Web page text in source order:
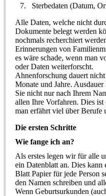
Sterbedaten (Datum,
Alle Daten, welche nicht
Dokumente belegt werden
nochmals recherchiert
Erinnerungen von
es wäre schade, wenn man
oder Daten weiterforscht.
Ahnenforschung dauert
Monate und Jahre.
Sie nicht nur nach Ihrem
allen Ihre Vorfahren. Dies ist
man erfährt viel über Berufe
Die ersten Schritte
Wie fange ich an?
Als erstes legen wir für alle
ein Datenblatt an. Dies kann
Blatt Papier für jede Person
den Namen schreiben und
Wenn Geburtsurkunden